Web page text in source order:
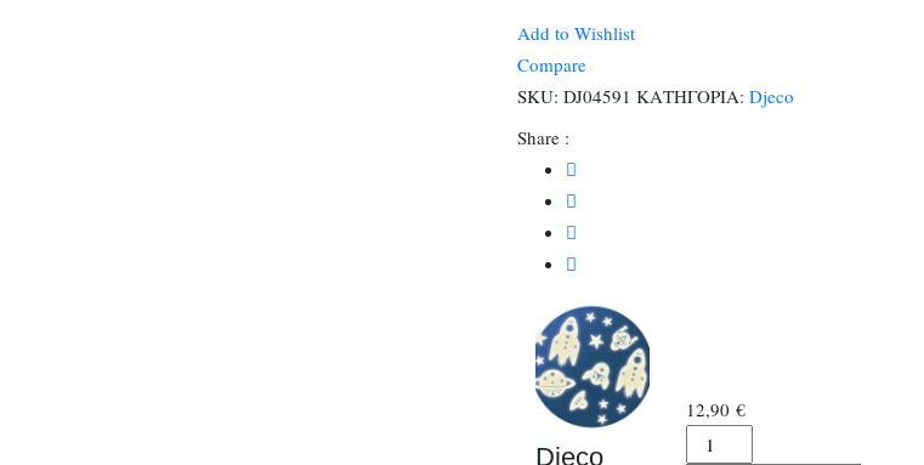
Διάστημα
τεμ.
ποσότητα
Add to Wishlist
Compare
SKU: DJ04591 ΚΑΤΗΓΟΡΙΑ: Djeco
Share :
Djeco
12,90€
Djeco